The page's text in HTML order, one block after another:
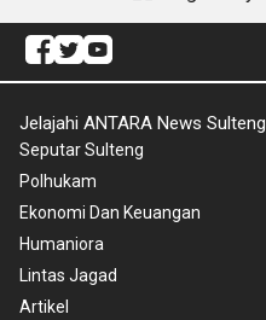
Jelajahi ANTARA News Sulteng
Seputar Sulteng
Polhukam
Ekonomi Dan Keuangan
Humaniora
Lintas Jagad
Artikel